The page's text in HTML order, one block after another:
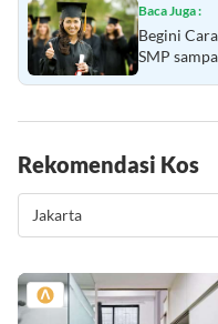
Baca Juga :
Begini
SMP
Rekomendasi Kos